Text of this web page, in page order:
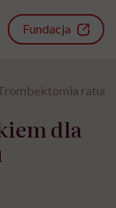
Fundacja
dla